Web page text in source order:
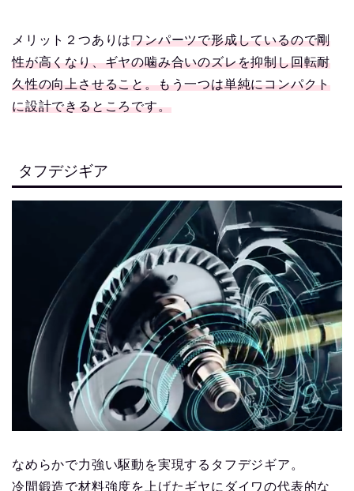
メリット２つありはワンパーツで形成しているので剛
性が高くなり、ギヤの噛み合いのズレを抑制し回転耐
久性の向上させること。もう一つは単純にコンパクト
に設計できるところです。
タフデジギア
なめらかで力強い駆動を実現するタフデジギア。
冷間鍛造で材料強度を上げたギヤにダイワの代表的な